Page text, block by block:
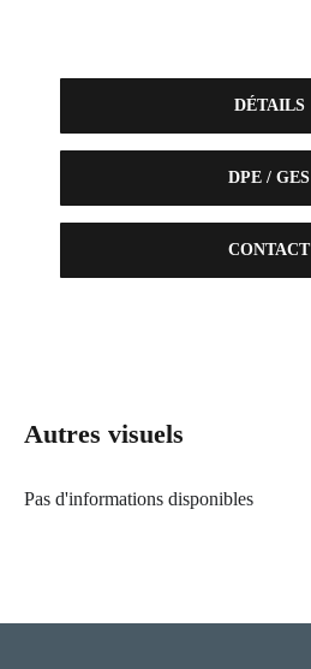
DÉTAILS
DPE / GES
CONTACT
Autres visuels
Pas d'informations disponibles